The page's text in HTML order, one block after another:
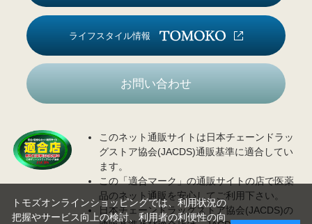
ライフスタイル情報
お問い合わせ
このネット通販サイトは日本チェーンドラッ
グストア協会(JACDS)通販基準に適合してい
ます。
この「適合マーク」の通販サイトの店で医薬
品のネット通販を安心してご利用下さい。
日本チェーンドラッグストア協会(JACDS)の
トモズオンラインショッピングでは、利用状況の
把握やサービス向上の検討、利用者の利便性の向